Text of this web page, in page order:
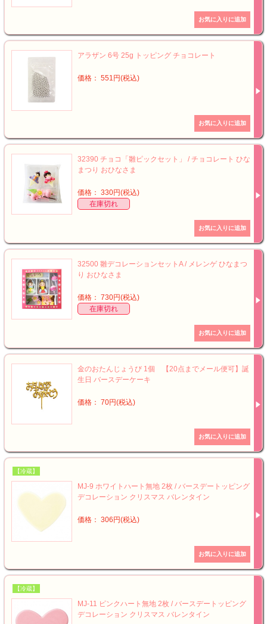
アラザン 6号 25g トッピング チョコレート
価格： 551円(税込)
32390 チョコ「雛ピックセット」 / チョコレート ひな
まつり おひなさま
価格： 330円(税込)
在庫切れ
32500 雛デコレーションセットA / メレンゲ ひなまつ
り おひなさま
価格： 730円(税込)
在庫切れ
金のおたんじょうび 1個 【20点までメール便可】誕
生日 バースデーケーキ
価格： 70円(税込)
【冷蔵】
MJ-9 ホワイトハート無地 2枚 / バースデートッピング
デコレーション クリスマス バレンタイン
価格： 306円(税込)
【冷蔵】
MJ-11 ピンクハート無地 2枚 / バースデートッピング
デコレーション クリスマス バレンタイン